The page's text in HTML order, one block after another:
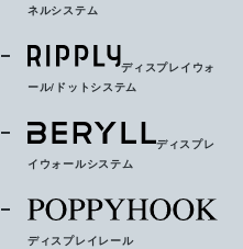
ネルシステム
ディスプレイウォ
ール/ドットシステム
ディスプレ
イウォールシステム
ディスプレイレール